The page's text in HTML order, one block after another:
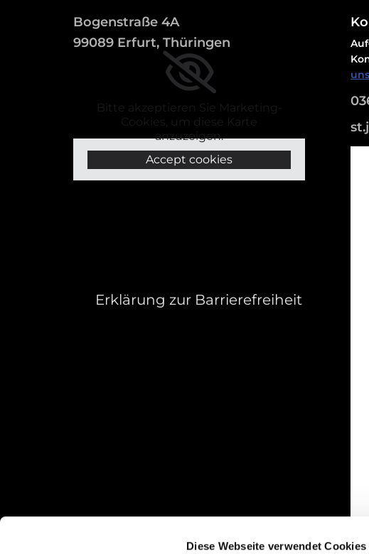
Diese Webseite verwendet Cookies
Bogenstraße 4A
99089 Erfurt, Thüringen
Bitte akzeptieren Sie Marketing-
Cookies, um diese Karte
anzuzeigen.
Accept cookies
Erklärung zur Barrierefreiheit